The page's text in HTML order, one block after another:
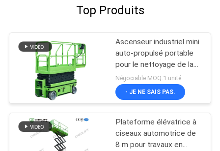
Top Produits
Ascenseur industriel mini
auto-propulsé portable
pour le nettoyage de la
peinture
Négociable MOQ:1 unité
- JE NE SAIS PAS.
Plateforme élévatrice à
ciseaux automotrice de
8 m pour travaux en